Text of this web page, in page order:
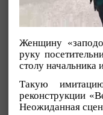
Женщину
руку
столу начальника
Такую
реконструкции
Неожиданная